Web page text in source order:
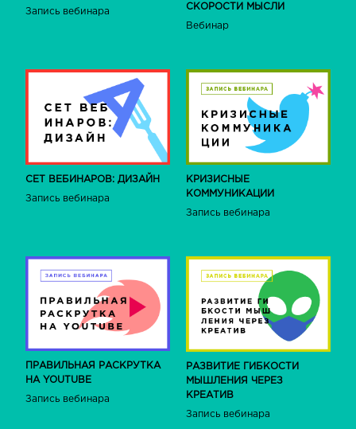
Запись вебинара
СКОРОСТИ МЫСЛИ
Вебинар
СЕТ ВЕБИНАРОВ: ДИЗАЙН
Запись вебинара
КРИЗИСНЫЕ
КОММУНИКАЦИИ
Запись вебинара
ПРАВИЛЬНАЯ РАСКРУТКА
НА YOUTUBE
Запись вебинара
РАЗВИТИЕ ГИБКОСТИ
МЫШЛЕНИЯ ЧЕРЕЗ
КРЕАТИВ
Запись вебинара